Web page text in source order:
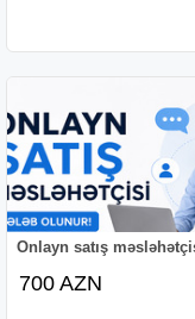
Onlayn satış
700 AZN